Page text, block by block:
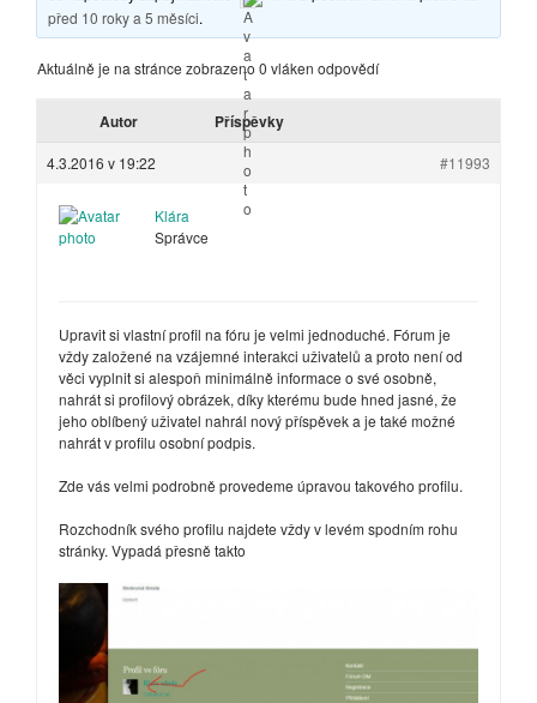
před 10 roky a 5 měsíci.
Aktuálně je na stránce zobrazeno 0 vláken odpovědí
Autor Příspěvky
4.3.2016 v 19:22 #11993
Klára
Správce
Upravit si vlastní profil na fóru je velmi jednoduché. Fórum je
vždy založené na vzájemné interakci uživatelů a proto není od
věci vyplnit si alespoň minimálně informace o své osobně,
nahrát si profilový obrázek, díky kterému bude hned jasné, že
jeho oblíbený uživatel nahrál nový příspěvek a je také možné
nahrát v profilu osobní podpis.
Zde vás velmi podrobně provedeme úpravou takového profilu.
Rozchodník svého profilu najdete vždy v levém spodním rohu
stránky. Vypadá přesně takto